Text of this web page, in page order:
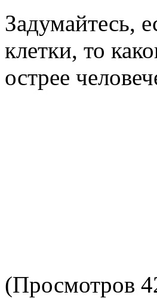
Задумайтесь,
клетки, то
острее
(Просмотров